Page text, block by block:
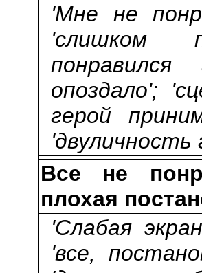
'Мне не
'слишком
понравился
опоздало';
герой
'двуличность
Все не
плохая
'Слабая
'все,